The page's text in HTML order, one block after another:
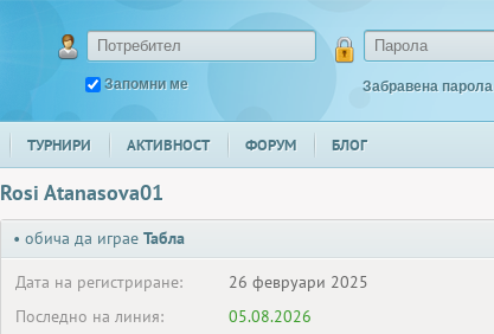
Запомни ме Забравена парола
ТУРНИРИ АКТИВНОСТ ФОРУМ БЛОГ
Rosi Atanasova01
• обича да играе Табла
Дата на регистриране:
26 февруари 2025
Последно на линия:
05.08.2026